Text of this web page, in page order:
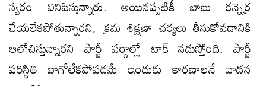
స్వ‌రం వినిపిస్తున్నారు. అయిన‌ప్ప‌టికీ బాబు క‌న్నెర్ర
చేయ‌లేక‌పోతున్నార‌ని, క్ర‌మ శిక్ష‌ణా చ‌ర్య‌లు తీసుకోవ‌డానికి
ఆలోచిస్తున్నార‌ని పార్టీ వ‌ర్గాల్లో టాక్ న‌డుస్తోంది. పార్టీ
ప‌రిస్థితి బాగోలేక‌పోవ‌డమే ఇందుకు కార‌ణాల‌నే వాద‌న